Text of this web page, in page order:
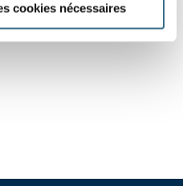
cookies nécessaires